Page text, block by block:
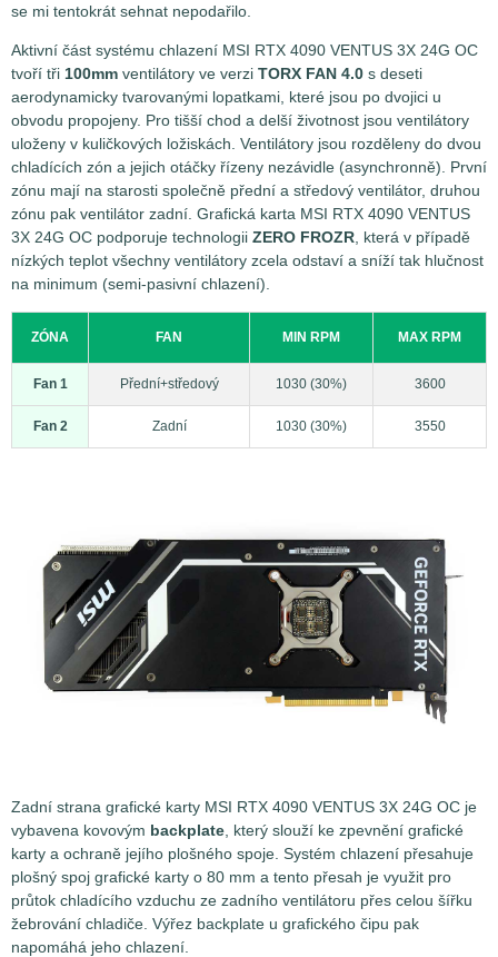
se mi tentokrát sehnat nepodařilo.
Aktivní část systému chlazení MSI RTX 4090 VENTUS 3X 24G OC
tvoří tři 100mm ventilátory ve verzi TORX FAN 4.0 s deseti
aerodynamicky tvarovanými lopatkami, které jsou po dvojici u
obvodu propojeny. Pro tišší chod a delší životnost jsou ventilátory
uloženy v kuličkových ložiskách. Ventilátory jsou rozděleny do dvou
chladících zón a jejich otáčky řízeny nezávidle (asynchronně). První
zónu mají na starosti společně přední a středový ventilátor, druhou
zónu pak ventilátor zadní. Grafická karta MSI RTX 4090 VENTUS
3X 24G OC podporuje technologii ZERO FROZR , která v případě
nízkých teplot všechny ventilátory zcela odstaví a sníží tak hlučnost
na minimum (semi-pasivní chlazení).
ZÓNA FAN MIN RPM MAX RPM
Fan 1 Přední+středový 1030 (30%) 3600
Fan 2 Zadní 1030 (30%) 3550
Zadní strana grafické karty MSI RTX 4090 VENTUS 3X 24G OC je
vybavena kovovým backplate , který slouží ke zpevnění grafické
karty a ochraně jejího plošného spoje. Systém chlazení přesahuje
plošný spoj grafické karty o 80 mm a tento přesah je využit pro
průtok chladícího vzduchu ze zadního ventilátoru přes celou šířku
žebrování chladiče. Výřez backplate u grafického čipu pak
napomáhá jeho chlazení.